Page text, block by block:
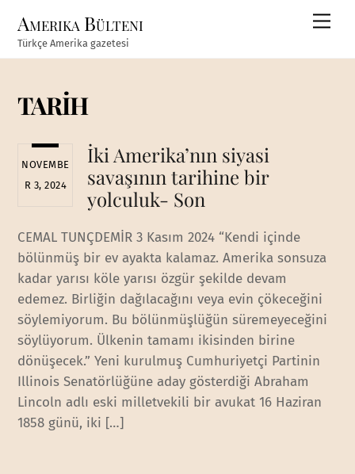
content
Amerika Bülteni
Türkçe Amerika gazetesi
TARİH
NOVEMBE
R 3, 2024
İki Amerika’nın siyasi
savaşının tarihine bir
yolculuk- Son
CEMAL TUNÇDEMİR 3 Kasım 2024 “Kendi içinde
bölünmüş bir ev ayakta kalamaz. Amerika sonsuza
kadar yarısı köle yarısı özgür şekilde devam
edemez. Birliğin dağılacağını veya evin çökeceğini
söylemiyorum. Bu bölünmüşlüğün süremeyeceğini
söylüyorum. Ülkenin tamamı ikisinden birine
dönüşecek.” Yeni kurulmuş Cumhuriyetçi Partinin
Illinois Senatörlüğüne aday gösterdiği Abraham
Lincoln adlı eski milletvekili bir avukat 16 Haziran
1858 günü, iki […]